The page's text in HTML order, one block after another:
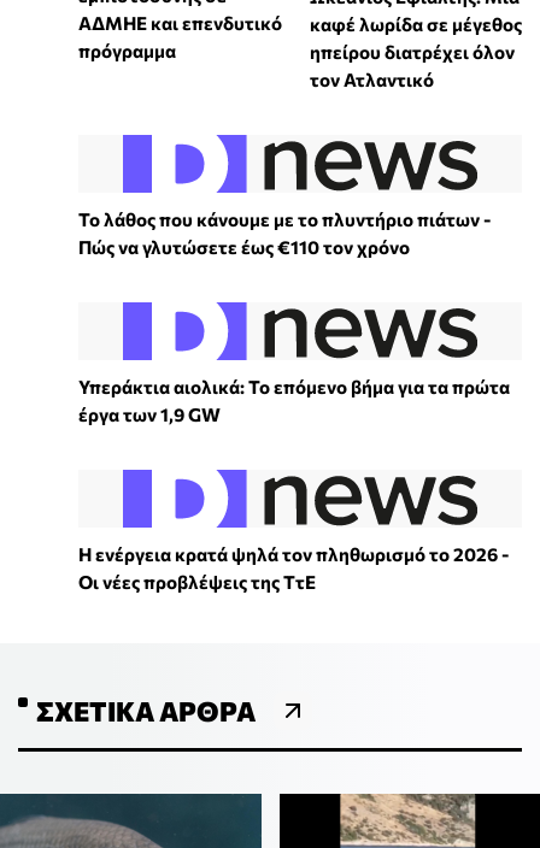
ΑΔΜΗΕ και επενδυτικό
πρόγραμμα
καφέ λωρίδα σε μέγεθος
ηπείρου διατρέχει όλον
τον Ατλαντικό
Το λάθος που κάνουμε με το πλυντήριο πιάτων -
Πώς να γλυτώσετε έως €110 τον χρόνο
Υπεράκτια αιολικά: Το επόμενο βήμα για τα πρώτα
έργα των 1,9 GW
Η ενέργεια κρατά ψηλά τον πληθωρισμό το 2026 -
Οι νέες προβλέψεις της ΤτΕ
ΣΧΕΤΙΚΆ ΆΡΘΡΑ